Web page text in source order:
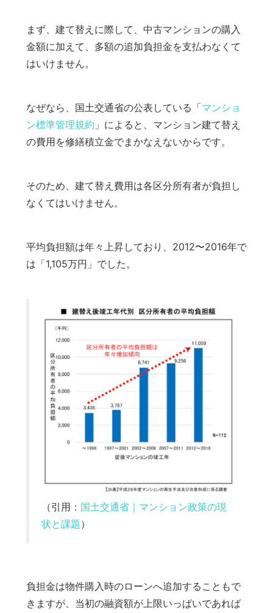
まず、建て替えに際して、中古マンションの購入
金額に加えて、多額の追加負担金を支払わなくて
はいけません。
なぜなら、国土交通省の公表している「マンショ
ン標準管理規約 」によると、マンション建て替え
の費用を修繕積立金でまかなえないからです。
そのため、建て替え費用は各区分所有者が負担し
なくてはいけません。
平均負担額は年々上昇しており、2012〜2016年で
は「1,105万円」でした。
（引用： 国土交通省｜マンション政策の現
状と課題）
負担金は物件購入時のローンへ追加することもで
きますが、当初の融資額が上限いっぱいであれば